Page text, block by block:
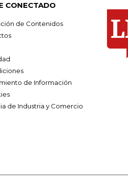
CONECTADO
de Contenidos
de Información
de Industria y Comercio